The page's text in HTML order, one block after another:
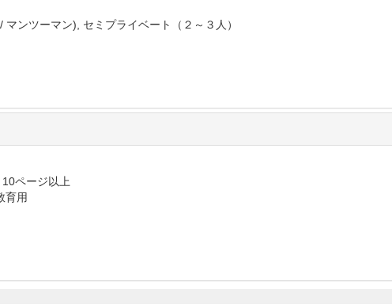
ンツーマン), セミプライベート（２～３人）
ページ以上
育用